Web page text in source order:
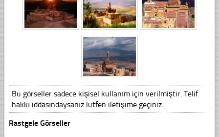
Bu görseller sadece kişisel kullanım için verilmiştir. Telif
hakkı iddasındaysanız lütfen iletişime geçiniz.
Rastgele Görseller